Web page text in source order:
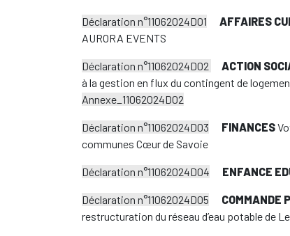
Déclaration n°11062024D01 AFFAIRES
AURORA EVENTS
Déclaration n°11062024D02 ACTION
à la gestion en flux du contingent de
Annexe_11062024D02
Déclaration n°11062024D03 FINANCES
communes Cœur de Savoie
Déclaration n°11062024D04 ENFANCE
Déclaration n°11062024D05 COMMANDE
restructuration du réseau d’eau potable de